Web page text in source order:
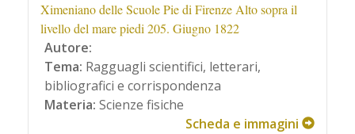
Ximeniano delle Scuole Pie di Firenze Alto sopra il
livello del mare piedi 205. Giugno 1822
Autore:
Tema: Ragguagli scientifici, letterari,
bibliografici e corrispondenza
Materia: Scienze fisiche
Scheda e immagini